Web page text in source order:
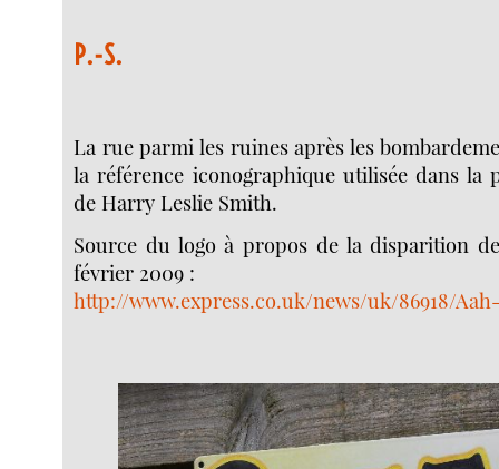
P.-S.
La rue parmi les ruines après les
la référence iconographique utilisée dans la
de Harry Leslie Smith.
Source du logo à propos de la disparition
février 2009 :
http://www.express.co.uk/news/uk/86918/